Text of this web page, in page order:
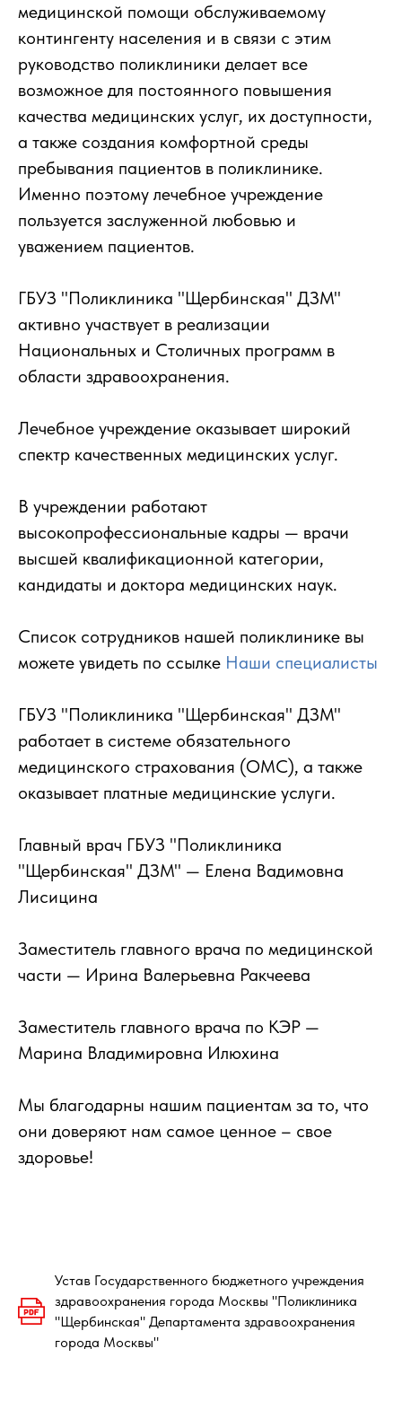
медицинской помощи обслуживаемому
контингенту населения и в связи с этим
руководство поликлиники делает все
возможное для постоянного повышения
качества медицинских услуг, их доступности,
а также создания комфортной среды
пребывания пациентов в поликлинике.
Именно поэтому лечебное учреждение
пользуется заслуженной любовью и
уважением пациентов.
ГБУЗ "Поликлиника "Щербинская" ДЗМ"
активно участвует в реализации
Национальных и Столичных программ в
области здравоохранения.
Лечебное учреждение оказывает широкий
спектр качественных медицинских услуг.
В учреждении работают
высокопрофессиональные кадры — врачи
высшей квалификационной категории,
кандидаты и доктора медицинских наук.
Список сотрудников нашей поликлинике вы
можете увидеть по ссылке Наши специалисты
ГБУЗ "Поликлиника "Щербинская" ДЗМ"
работает в системе обязательного
медицинского страхования (ОМС), а также
оказывает платные медицинские услуги.
Главный врач ГБУЗ "Поликлиника
"Щербинская" ДЗМ" — Елена Вадимовна
Лисицина
Заместитель главного врача по медицинской
части — Ирина Валерьевна Ракчеева
Заместитель главного врача по КЭР —
Марина Владимировна Илюхина
Мы благодарны нашим пациентам за то, что
они доверяют нам самое ценное – свое
здоровье!
Устав Государственного бюджетного учреждения
здравоохранения города Москвы "Поликлиника
"Щербинская" Департамента здравоохранения
города Москвы"